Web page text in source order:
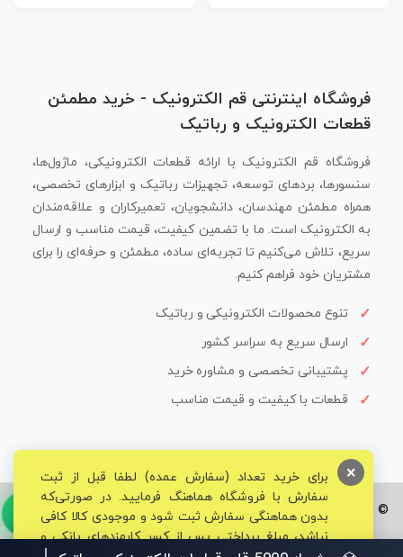
فروشگاه اینترنتی قم الکترونیک - خرید مطمئن
قطعات الکترونیک و رباتیک
فروشگاه قم الکترونیک با ارائه قطعات الکترونیکی، ماژول‌ها،
سنسورها، بردهای توسعه، تجهیزات رباتیک و ابزارهای تخصصی،
همراه مطمئن مهندسان، دانشجویان، تعمیرکاران و علاقه‌مندان
به الکترونیک است. ما با تضمین کیفیت، قیمت مناسب و ارسال
سریع، تلاش می‌کنیم تا تجربه‌ای ساده، مطمئن و حرفه‌ای را برای
مشتریان خود فراهم کنیم.
تنوع محصولات الکترونیکی و رباتیک
ارسال سریع به سراسر کشور
پشتیبانی تخصصی و مشاوره خرید
قطعات با کیفیت و قیمت مناسب
© تمامی حقوق برای فروشگاه تخصصی قم الکترونیک محفوظ می‌باشد.
برای خرید تعداد (سفارش عمده) لطفا قبل از ثبت
سفارش با فروشگاه هماهنگ فرمایید. در صورتی‌که
بدون هماهنگی سفارش ثبت شود و موجودی کالا کافی
نباشد، مبلغ پرداختی پس از کسر کارمزدهای بانکی و
×